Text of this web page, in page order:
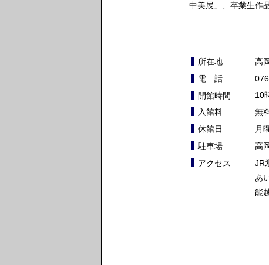
中美展」、卒業生作
所在地
高
電 話
開館時間
10
入館料
無
休館日
月
駐車場
高
アクセス
JR
あ
能